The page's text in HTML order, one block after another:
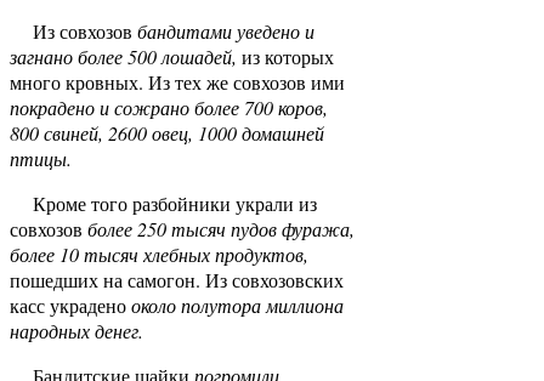
Из совхозов бандитами уведено и
загнано более 500 лошадей, из которых
много кровных. Из тех же совхозов ими
покрадено и сожрано более 700 коров,
800 свиней, 2600 овец, 1000 домашней
птицы.
Кроме того разбойники украли из
совхозов бо­лее 250 тысяч пудов фуража,
более 10 тысяч хлебных продуктов,
пошедших на самогон. Из совхозовских
касс украденооколо полутора миллиона
народных денег.
Бандитские шайки погромили